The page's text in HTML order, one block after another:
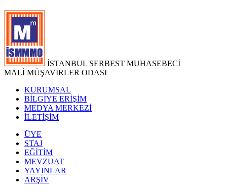
İSTANBUL SERBEST MUHASEBECİ
MALİ MÜŞAVİRLER ODASI
KURUMSAL
BİLGİYE ERİŞİM
MEDYA MERKEZİ
İLETİŞİM
ÜYE
STAJ
EĞİTİM
MEVZUAT
YAYINLAR
ARŞİV